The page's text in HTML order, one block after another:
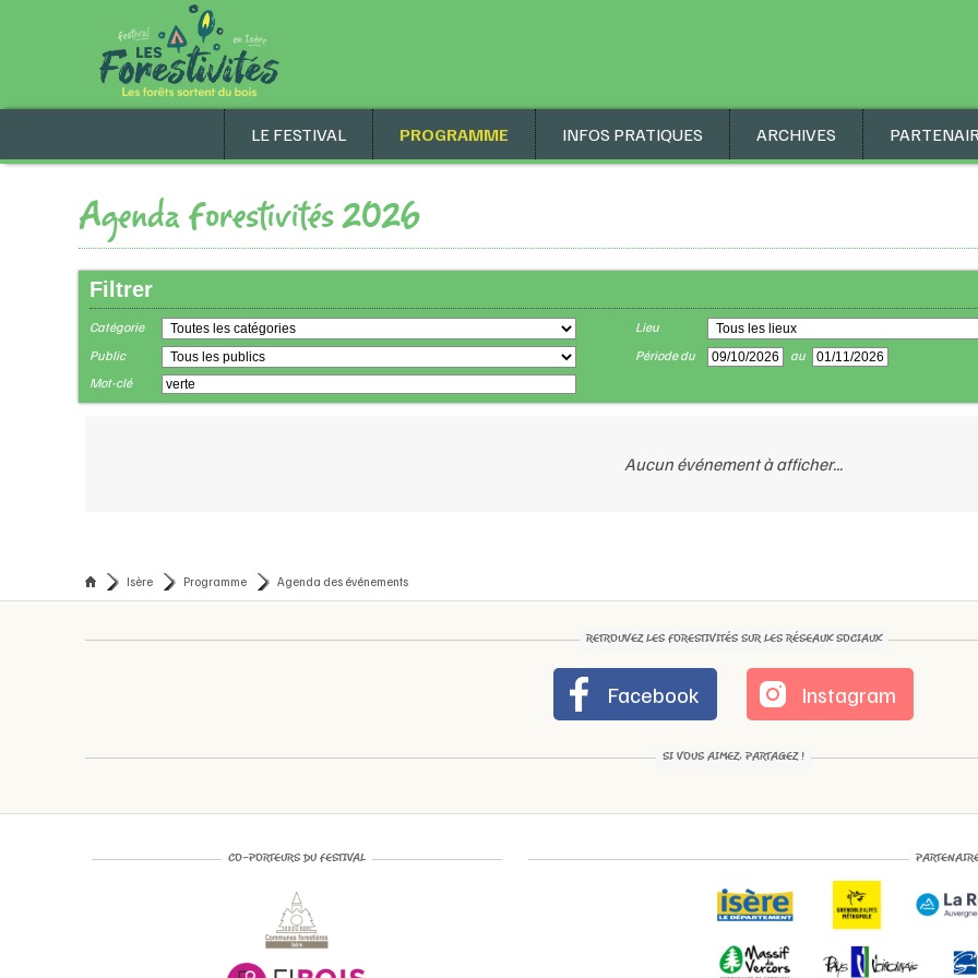
LE FESTIVAL PROGRAMME INFOS PRATIQUES ARCHIVES
Agenda Forestivités 2026
Filtrer
Catégorie
Lieu
Public
Période du
au
Mot-clé
Aucun événement à afficher...
Isère Programme Agenda des événements
RETROUVEZ LES FORESTIVITÉS SUR LES RÉSEAUX SOCIAUX
Facebook Instagram
SI VOUS AIMEZ, PARTAGEZ !
CO-PORTEURS DU FESTIVAL